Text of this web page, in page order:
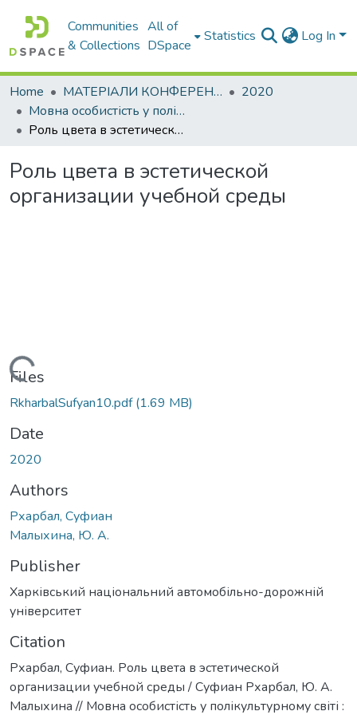
Communities
& Collections
All of
DSpace
Statistics Log In
Home МАТЕРІАЛИ КОНФЕРЕНЦІЙ
2020
Мовна особистість у полікультурному світі
Роль цвета в эстетической организации учебной среды
Роль цвета в эстетической
организации учебной среды
Loading...
Files
RkharbalSufyan10.pdf(1.69 MB)
Date
2020
Authors
Рхарбал, Суфиан
Малыхина, Ю. А.
Publisher
Харківський національний автомобільно-дорожній
університет
Citation
Рхарбал, Суфиан. Роль цвета в эстетической
организации учебной среды / Суфиан Рхарбал, Ю. А.
Малыхина // Мовна особистість у полікультурному світі :